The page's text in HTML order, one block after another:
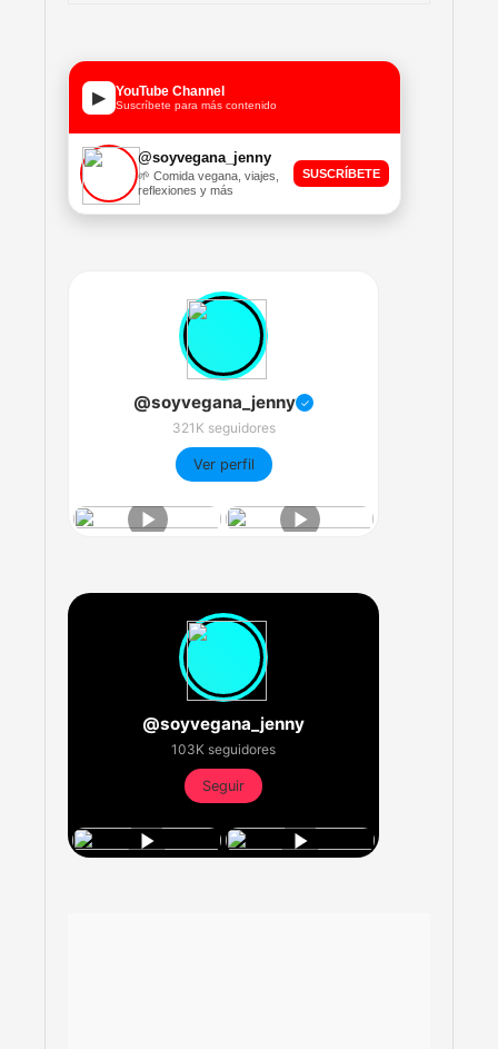
▶ YouTube Channel
Suscríbete para más contenido
@soyvegana_jenny
🌱 Comida vegana, viajes,
reflexiones y más
SUSCRÍBETE
@soyvegana_jenny ✓
321K seguidores
Ver perfil
@soyvegana_jenny
103K seguidores
Seguir